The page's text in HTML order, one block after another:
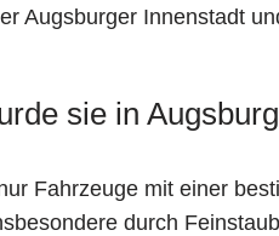
Augsburger Innenstadt
sie in
Fahrzeuge mit einer
durch